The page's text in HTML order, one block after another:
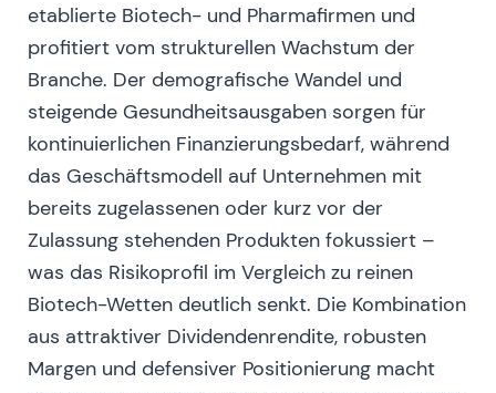
31. Dezember 2023 (Jahresergebnisse
veröffentlicht Juni 2024)
Veröffentlichung der Jahresergebnisse und
des Geschäftsberichts für das Geschäftsjahr
zum 31. Dezember 2023 (Jahresbericht und
RNS).[9][11]
Der Gewinn je Aktie fiel 2023 niedriger aus als
2022 und erinnerte Investoren an die
Ergebnisvolatilität, die mit realisierten und
nicht realisierten Portfoliopositionen
einhergeht; das Mandat blieb
einkommensorientiert, kein reines
Wachstumsvehikel.[10]
etablierte Biotech- und Pharmafirmen und
profitiert vom strukturellen Wachstum der
Branche. Der demografische Wandel und
steigende Gesundheitsausgaben sorgen für
kontinuierlichen Finanzierungsbedarf, während
das Geschäftsmodell auf Unternehmen mit
bereits zugelassenen oder kurz vor der
Zulassung stehenden Produkten fokussiert –
was das Risikoprofil im Vergleich zu reinen
Biotech-Wetten deutlich senkt. Die Kombination
aus attraktiver Dividendenrendite, robusten
Margen und defensiver Positionierung macht